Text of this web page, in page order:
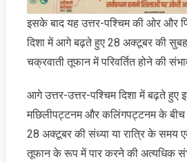
इसके बाद यह उत्तर-पश्चिम की ओर और
दिशा में आगे बढ़ते हुए 28 अक्टूबर की
चक्रवाती तूफान में परिवर्तित होने की
आगे उत्तर-उत्तर-पश्चिम दिशा में बढ़ते
मछिलीपट्टनम और कलिंगपट्टनम के
28 अक्टूबर की संध्या या रात्रि के समय
तूफान के रूप में पार करने की अत्यधिक